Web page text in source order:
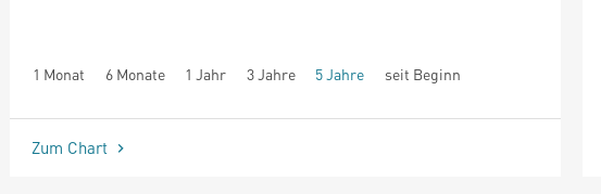
1 Monat 6 Monate 1 Jahr 3 Jahre 5 Jahre seit Beginn
Zum Chart